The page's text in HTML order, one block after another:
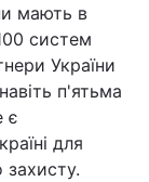
мають в
систем
України
навіть п'ятьма
є
для
захисту.